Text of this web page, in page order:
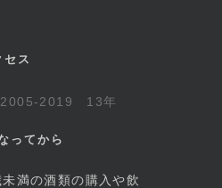
ス
ってから
満の酒類の購入や飲